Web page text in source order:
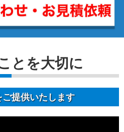
とを⼤切に
提供いたします